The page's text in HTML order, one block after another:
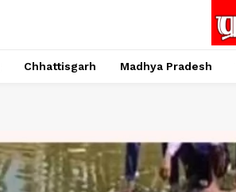
Chhattisgarh Madhya Pradesh